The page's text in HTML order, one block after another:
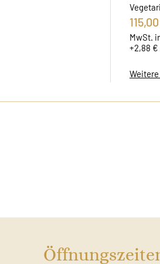
MwSt.
+2,88
Weitere